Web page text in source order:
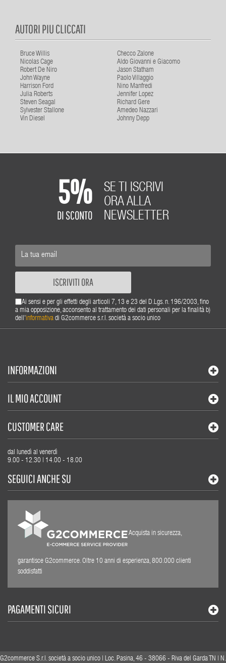
AUTORI PIU CLICCATI
Bruce Willis
Checco Zalone
Nicolas Cage
Aldo Giovanni e Giacomo
Robert De Niro
Jason Statham
John Wayne
Paolo Villaggio
Harrison Ford
Nino Manfredi
Julia Roberts
Jennifer Lopez
Steven Seagal
Richard Gere
Sylvester Stallone
Amedeo Nazzari
Vin Diesel
Johnny Depp
5%
DI SCONTO
SE TI ISCRIVI
ORA ALLA
NEWSLETTER
ISCRIVITI ORA
Ai sensi e per gli effetti degli articoli 7, 13 e 23 del D.Lgs. n. 196/2003, fino
a mia opposizione, acconsento al trattamento dei dati personali per la finalità b)
dell'informativa di G2commerce s.r.l. società a socio unico
INFORMAZIONI
IL MIO ACCOUNT
CUSTOMER CARE
dal lunedì al venerdì
9.00 - 12.30 | 14.00 - 18.00
SEGUICI ANCHE SU
Acquista in sicurezza,
garantisce G2commerce. Oltre 10 anni di esperienza, 800.000 clienti
soddisfatti
PAGAMENTI SICURI
G2commerce S.r.l. società a socio unico | Loc. Pasina, 46 - 38066 - Riva del Garda TN | N.